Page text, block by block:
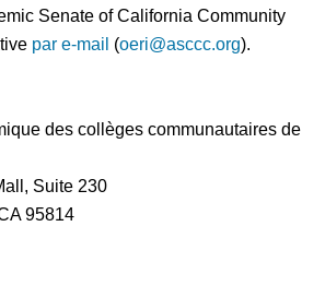
Senate of California Community
par e-mail (oeri@asccc.org).
des collèges communautaires de
Suite 230
95814